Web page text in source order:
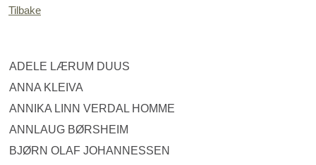
ADELE LÆRUM DUUS
ANNA KLEIVA
ANNIKA LINN VERDAL HOMME
ANNLAUG BØRSHEIM
BJØRN OLAF JOHANNESSEN
Tilbake